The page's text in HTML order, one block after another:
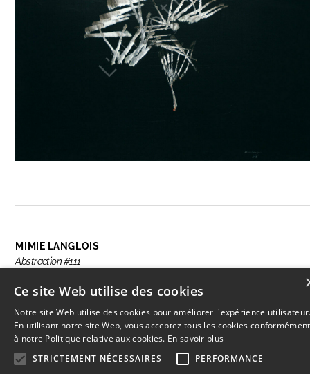
MIMIE LANGLOIS
Abstraction #111
Ce site Web utilise des cookies
Notre site Web utilise des cookies pour améliorer l'expérience
En utilisant notre site Web, vous acceptez tous les cookies conformément
à notre Politique relative aux cookies. En savoir plus
STRICTEMENT NÉCESSAIRES
PERFORMANCE